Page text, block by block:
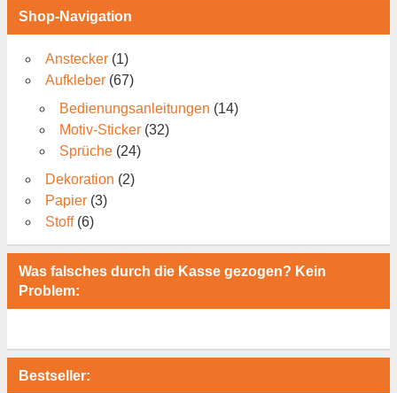
Shop-Navigation
Anstecker (1)
Aufkleber (67)
Bedienungsanleitungen (14)
Motiv-Sticker (32)
Sprüche (24)
Dekoration (2)
Papier (3)
Stoff (6)
Was falsches durch die Kasse gezogen? Kein
Problem:
Bestseller: